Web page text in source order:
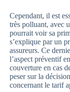
Cependant, il est
très polluant, avec
pourrait voir sa
s’explique par un
assureurs. Ce
l’aspect préventif
couverture en cas
peser sur la
concernant le tarif